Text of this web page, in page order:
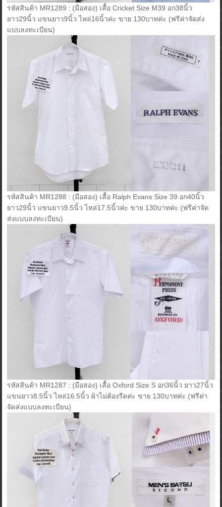
รหัสสินค้า MR1289 : (มือสอง) เสื้อ Cricket Size M39 อก38นิ้ว
ยาว29นิ้ว แขนยาว9นิ้ว ไหล่16นิ้วค่ะ ขาย 130บาทค่ะ (ฟรีค่าจัดส่ง
แบบลงทะเบียน)
รหัสสินค้า MR1288 : (มือสอง) เสื้อ Ralph Evans Size 39 อก40นิ้ว
ยาว29นิ้ว แขนยาว9.5นิ้ว ไหล่17.5นิ้วค่ะ ขาย 130บาทค่ะ (ฟรีค่าจัด
ส่งแบบลงทะเบียน)
รหัสสินค้า MR1287 : (มือสอง) เสื้อ Oxford Size S อก36นิ้ว ยาว27นิ้ว
แขนยาว8.5นิ้ว ไหล่16.5นิ้ว ผ้าไม่ต้องรีดค่ะ ขาย 130บาทค่ะ (ฟรีค่า
จัดส่งแบบลงทะเบียน)